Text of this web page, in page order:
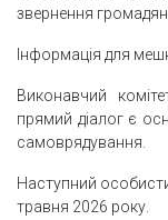
звернення
Інформація для
Виконавчий
прямий діалог є
самоврядування.
Наступний
травня 2026 року.